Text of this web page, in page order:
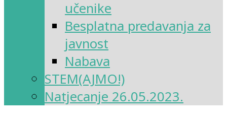
učenike
Besplatna predavanja za
javnost
Nabava
STEM(AJMO!)
Natjecanje 26.05.2023.